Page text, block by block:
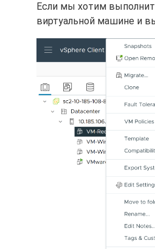
Если мы хотим
виртуальной машине и